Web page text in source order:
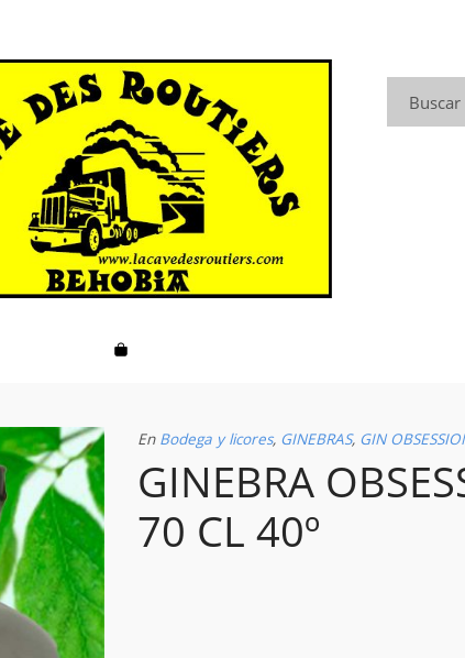
Buscar:
En Bodega y licores, GINEBRAS, GIN
GINEBRA
70 CL 40º